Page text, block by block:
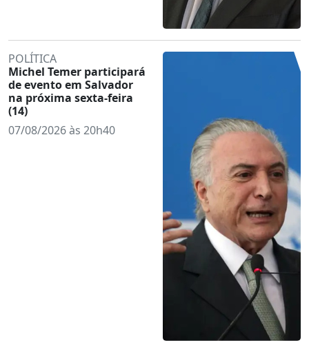
POLÍTICA
Michel Temer participará
de evento em Salvador
na próxima sexta-feira
(14)
07/08/2026 às 20h40